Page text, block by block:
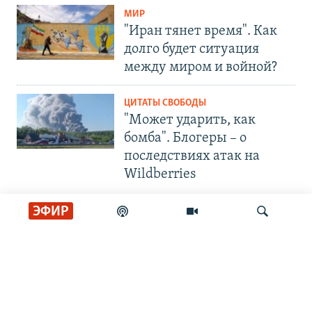
ЭФИР
МИР
"Иран тянет время". Как
долго будет ситуация
между миром и войной?
ЦИТАТЫ СВОБОДЫ
"Может ударить, как
бомба". Блогеры – о
последствиях атак на
Wildberries